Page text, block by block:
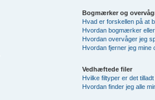
Bogmærker og
Hvad er forskellen på at
Hvordan bogmærker
Hvordan overvåger jeg
Hvordan fjerner jeg mine
Vedhæftede filer
Hvilke filtyper er det
Hvordan finder jeg alle